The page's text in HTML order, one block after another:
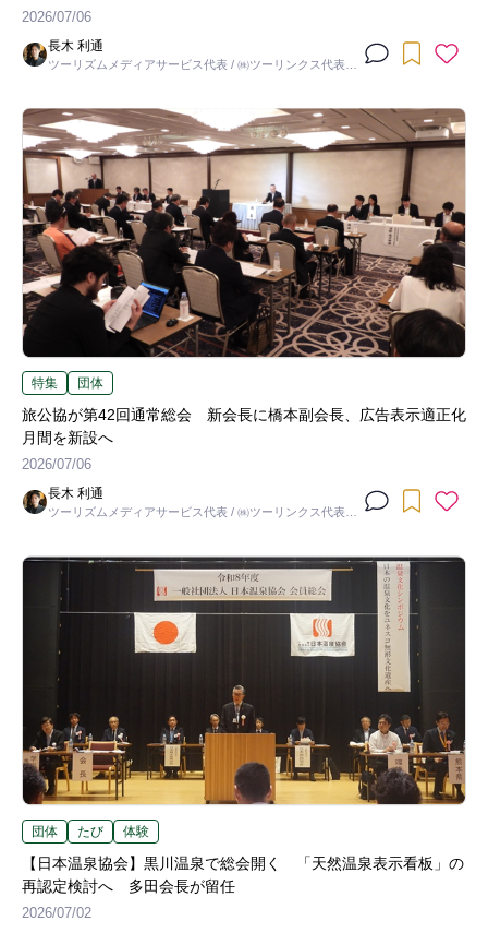
2026/07/06
長木 利通
ツーリズムメディアサービス代表 / ㈱ツーリンクス代表取
特集 団体
旅公協が第42回通常総会 新会長に橋本副会長、広告表示適正化
月間を新設へ
2026/07/06
長木 利通
ツーリズムメディアサービス代表 / ㈱ツーリンクス代表取
団体 たび 体験
【日本温泉協会】黒川温泉で総会開く 「天然温泉表示看板」の
再認定検討へ 多田会長が留任
2026/07/02